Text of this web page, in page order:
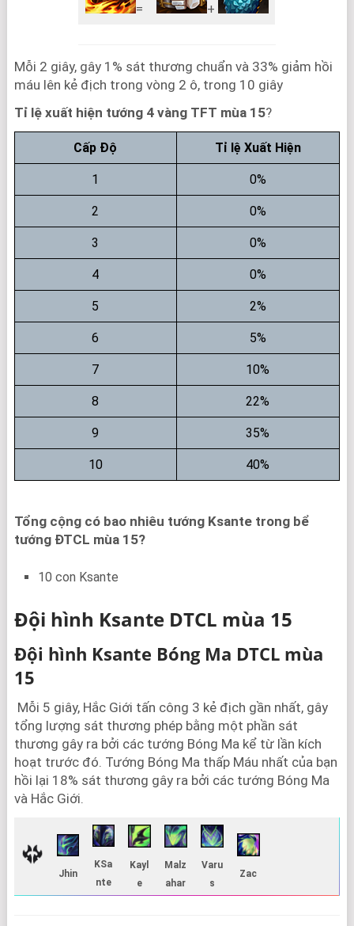
= +
Mỗi 2 giây, gây 1% sát thương chuẩn và 33% giảm hồi
máu lên kẻ địch trong vòng 2 ô, trong 10 giây
Tỉ lệ xuất hiện tướng 4 vàng TFT mùa 15?
Cấp Độ Tỉ lệ Xuất Hiện
1 0%
2 0%
3 0%
4 0%
5 2%
6 5%
7 10%
8 22%
9 35%
10 40%
Tổng cộng có bao nhiêu tướng Ksante trong bể
tướng ĐTCL mùa 15?
10 con Ksante
Đội hình Ksante DTCL mùa 15
Đội hình Ksante Bóng Ma DTCL mùa
15
Mỗi 5 giây, Hắc Giới tấn công 3 kẻ địch gần nhất, gây
tổng lượng sát thương phép bằng một phần sát
thương gây ra bởi các tướng Bóng Ma kể từ lần kích
hoạt trước đó. Tướng Bóng Ma thấp Máu nhất của bạn
hồi lại 18% sát thương gây ra bởi các tướng Bóng Ma
và Hắc Giới.
Jhin
KSa
nte
Kayl
e
Malz
ahar
Varu
s
Zac